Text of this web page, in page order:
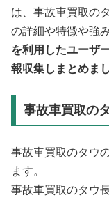
は、事故車買取の
の詳細や特徴や強
を利用したユーザ
報収集しまとめま
事故車買取の
事故車買取のタウ
ます。
事故車買取のタウ